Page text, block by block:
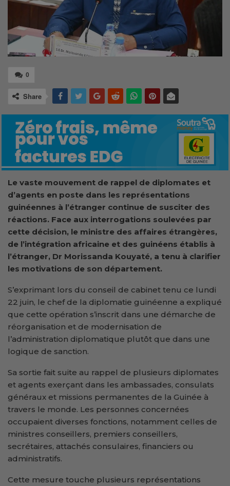
0
Share
Le vaste mouvement de rappel de diplomates et
d’agents en poste dans les représentations
guinéennes à l’étranger continue de susciter des
réactions. Face aux interrogations soulevées par
cette décision, le ministre des affaires étrangères,
de l’intégration africaine et des guinéens établis à
l’étranger, Dr Morissanda Kouyaté, a tenu à clarifier
les motivations de son département.
S’exprimant lors du conseil de cabinet tenu ce lundi
22 juin, le chef de la diplomatie guinéenne a expliqué
que cette opération s’inscrit dans une démarche de
réorganisation et de modernisation de
l’administration diplomatique plutôt que dans une
logique de sanction.
Sa sortie fait suite au rappel de plusieurs diplomates
et agents exerçant dans les ambassades, consulats
généraux et missions permanentes de la Guinée à
travers le monde. Les personnes concernées
occupaient diverses fonctions, notamment celles de
ministres conseillers, premiers conseillers,
secrétaires, attachés consulaires, financiers ou
administratifs.
Cette mesure touche plusieurs représentations